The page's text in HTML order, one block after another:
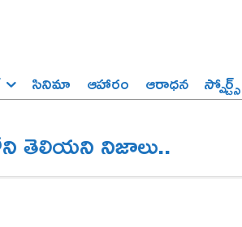
సినిమా ఆహారం ఆరాధన స్పోర్ట్స్‌
తెలియని నిజాలు..